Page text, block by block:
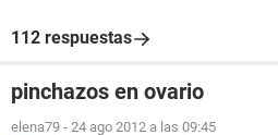
112 respuestas
pinchazos en ovario
elena79 - 24 ago 2012 a las 09:45